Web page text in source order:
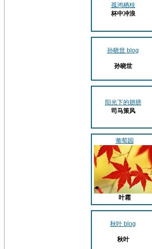
孤鸿栖枝
杯中冲浪
孙晓世 blog
孙晓世
阳光下的翅膀
司马策风
葡萄园
叶霜
秋叶 blog
秋叶